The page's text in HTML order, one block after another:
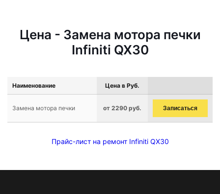
Цена - Замена мотора печки
Infiniti QX30
Наименование Цена в Руб.
Замена мотора печки от 2290 руб. Записаться
Прайс-лист на ремонт Infiniti QX30